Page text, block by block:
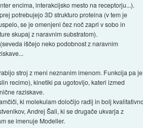
encima, interakcijsko mesto na receptorju...).
potrebujejo 3D strukturo proteina (v tem je
se je omenjeni čez noč zaprl v sobo in
skupaj z naravnim substratom).
iščejo neko podobnost z naravnim
stroj z meni neznanim imenom. Funkcija pa je
recimo), kinetiki pa ugotovijo, kateri izmed
raziskave.
ki molekulam določijo radij in bolj
Andrej Šali, ki se drugače ukvarja z
se imenuje Modeller.